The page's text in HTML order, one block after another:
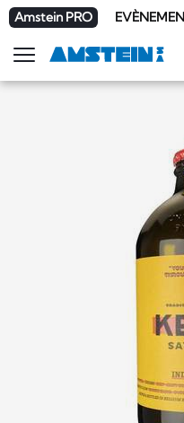
Amstein PRO
Afficher
la